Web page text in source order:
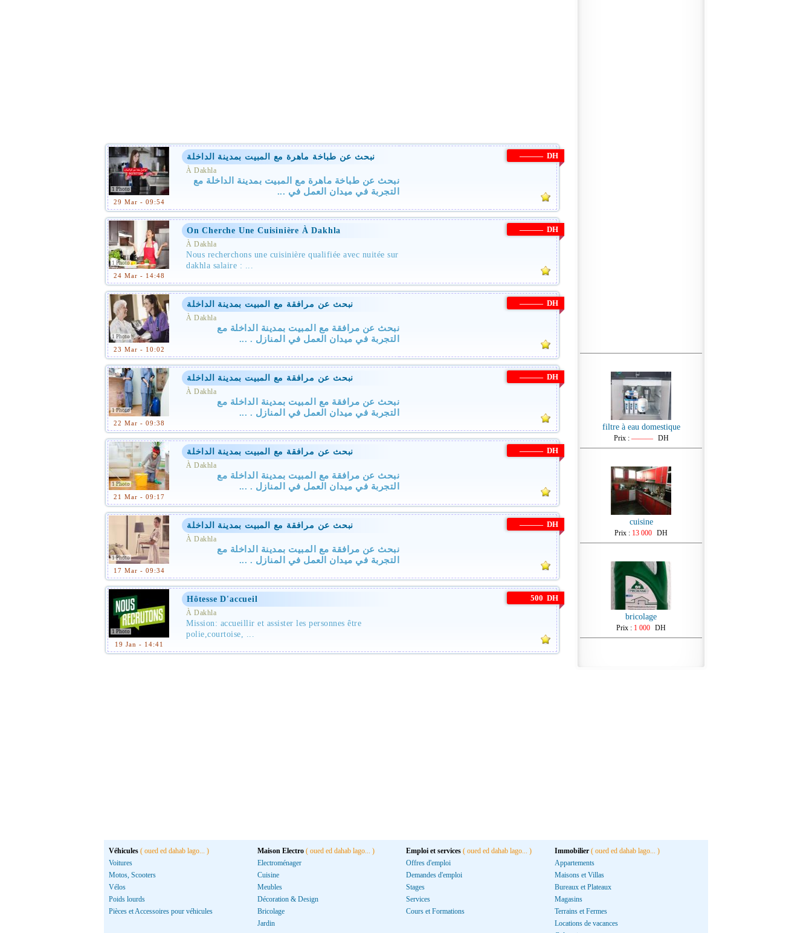
1 Photo
29 Mar - 09:54
نبحث عن طباخة ماهرة مع المبيت بمدينة الداخلة
À Dakhla
نبحث عن طباخة ماهرة مع المبيت بمدينة الداخلة مع
التجربة في ميدان العمل في ...
——— DH
1 Photo
24 Mar - 14:48
On Cherche Une Cuisinière À Dakhla
À Dakhla
Nous recherchons une cuisinière qualifiée avec nuitée sur
dakhla salaire : ...
——— DH
1 Photo
23 Mar - 10:02
نبحث عن مرافقة مع المبيت بمدينة الداخلة
À Dakhla
نبحث عن مرافقة مع المبيت بمدينة الداخلة مع
التجربة في ميدان العمل في المنازل . ...
——— DH
1 Photo
22 Mar - 09:38
نبحث عن مرافقة مع المبيت بمدينة الداخلة
À Dakhla
نبحث عن مرافقة مع المبيت بمدينة الداخلة مع
التجربة في ميدان العمل في المنازل . ...
——— DH
1 Photo
21 Mar - 09:17
نبحث عن مرافقة مع المبيت بمدينة الداخلة
À Dakhla
نبحث عن مرافقة مع المبيت بمدينة الداخلة مع
التجربة في ميدان العمل في المنازل . ...
——— DH
1 Photo
17 Mar - 09:34
نبحث عن مرافقة مع المبيت بمدينة الداخلة
À Dakhla
نبحث عن مرافقة مع المبيت بمدينة الداخلة مع
التجربة في ميدان العمل في المنازل . ...
——— DH
1 Photo
19 Jan - 14:41
Hôtesse D'accueil
À Dakhla
Mission: accueillir et assister les personnes être
polie,courtoise, ...
500 DH
filtre à eau domestique
Prix : ——— DH
cuisine
Prix : 13 000 DH
bricolage
Prix : 1 000 DH
Véhicules ( oued ed dahab lago... )
Voitures
Motos, Scooters
Vélos
Poids lourds
Pièces et Accessoires pour véhicules
Maison Electro ( oued ed dahab lago... )
Electroménager
Cuisine
Meubles
Décoration & Design
Bricolage
Jardin
Emploi et services ( oued ed dahab lago... )
Offres d'emploi
Demandes d'emploi
Stages
Services
Cours et Formations
Immobilier ( oued ed dahab lago... )
Appartements
Maisons et Villas
Bureaux et Plateaux
Magasins
Terrains et Fermes
Locations de vacances